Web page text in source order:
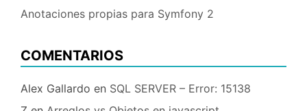
Anotaciones propias para Symfony 2
COMENTARIOS
Alex Gallardo en SQL SERVER – Error: 15138